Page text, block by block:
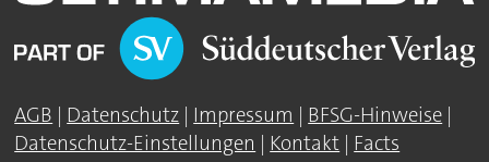
AGB | Datenschutz | Impressum | BFSG-Hinweise |
Datenschutz-Einstellungen | Kontakt | Facts